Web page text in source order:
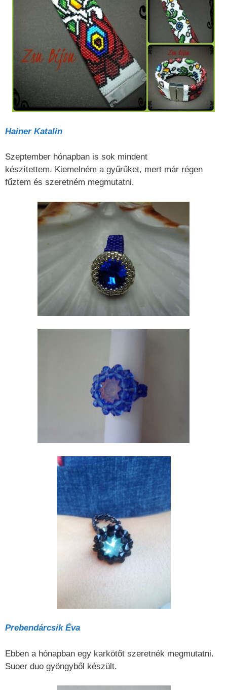
Hainer Katalin
Szeptember hónapban is sok mindent
készítettem. Kiemelném a gyűrűket, mert már régen
fűztem és szeretném megmutatni.
Prebendárcsik Éva
Ebben a hónapban egy karkötőt szeretnék megmutatni.
Suoer duo gyöngyből készült.